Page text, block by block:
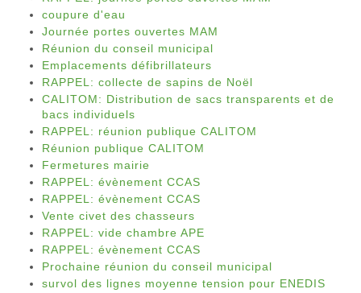
coupure d'eau
Journée portes ouvertes MAM
Réunion du conseil municipal
Emplacements défibrillateurs
RAPPEL: collecte de sapins de Noël
CALITOM: Distribution de sacs transparents et de
bacs individuels
RAPPEL: réunion publique CALITOM
Réunion publique CALITOM
Fermetures mairie
RAPPEL: évènement CCAS
RAPPEL: évènement CCAS
Vente civet des chasseurs
RAPPEL: vide chambre APE
RAPPEL: évènement CCAS
Prochaine réunion du conseil municipal
survol des lignes moyenne tension pour ENEDIS